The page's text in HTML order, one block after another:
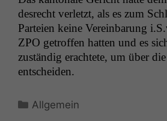
desrecht ver­let­zt, als es zum
Parteien keine Vere­in­barung
ZPO getrof­fen hat­ten und es
zuständig erachtete, um über
entscheiden.
Kategorien
Allgemein